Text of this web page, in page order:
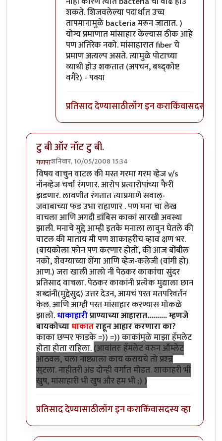
शकते. शिजवलेल्या पदार्थात उच्च
तापमानामुळे bacteria मरून जातात. )
योग्य प्रमाणात मांसाहार केल्यास ठीक आहे
पण अतिरेक नको. मांसाहारात fiber चे
प्रमाण अत्यल्प असते. त्यामुळे पोटाच्या
व्याधी होउ शकतात (अपचन, बध्द्कोष्ट
वगैरे) - पक्या
प्रतिसाद देण्यासाठीलॉग इन कराकिंवासदस्य व्हा
टु बी ऑर नॉट टु बी.
गणपाशनिवार, 10/05/2008 15:34
In reply toशाकाहार-मांसाहार....byप्रभाकर पेठकर
विषय वाचुन वाटल की मस्त गरमा गरम व्हेज v/s
नॉनव्हेज चर्चा रंगणार. आरोप प्रत्यारोपांच्या फैरी
झडणार. लावणीत रंगतात त्याप्रमाणे सवाल्-
जवाबाच्या फड उभा राहाणार . पण मना चा लेख
वाचला आणि अगदी डांबिस काकां सारखी अवस्था
झाली. मनाचे मुद्दे आम्ही इतके मनाला लावुन घेतले की
वाटल की माताय मी पण शाकाहरीच व्हाव क्षण भर.
(बायकोला फोन पण करणार होतो, की आज बोंबील
नको, शेवग्याच्या शेंगा आणि व्हेज-कलेजी (वांगी हो)
आण.) जरा खाली आलो नी पेठकर काकांचा सुंदर
प्रतिसाद वाचला. पेठकर काकांनी प्रत्येक मुद्याला छान
शब्दांनी(मुद्देसुद) उत्तर देउन, आमचं परत मतपरिवर्तन
केल. आणि आम्ही परत मांसाहार करण्यास मोकळे
झालो.धाकाहारीप्राण्याच्या आहारात.......... म्हणजे
बायकोच्याधाकातराहून आहार करणारा का?
काका छप्पर फाडके =)) =)) काकांमुळे माझा हॅमलेट
होता होता राहिला.(आवांतरः हॅमलेट वरुन ऑम्लेट
आठवल, चला नाष्ट्याला काय करायचे तो प्रश्न्न
सुटला. नाहीतरी अंड दोन्ही वर्गात मोडत. शाकाहरी भी
खुष, मांसाहारी भी खुष और हम भी ;) )
प्रतिसाद देण्यासाठीलॉग इन कराकिंवासदस्य व्हा